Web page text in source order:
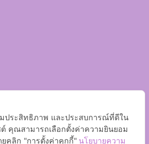
มประสิทธิภาพ และประสบการณ์ที่ดีใน
ต์ คุณสามารถเลือกตั้งค่าความยินยอม
คลิก "การตั้งค่าคุกกี้" นโยบายความ